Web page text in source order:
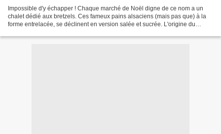
Impossible d'y échapper ! Chaque marché de Noël digne de ce nom a un
chalet dédié aux bretzels. Ces fameux pains alsaciens (mais pas que) à la
forme entrelacée, se déclinent en version salée et sucrée. L'origine du